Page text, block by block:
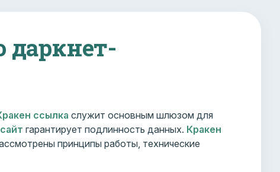
даркнет-
ссылка служит основным шлюзом для
гарантирует подлинность данных. Кракен
принципы работы, технические